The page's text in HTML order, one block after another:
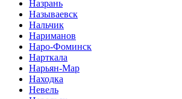
Назрань
Называевск
Нальчик
Нариманов
Наро-Фоминск
Нарткала
Нарьян-Мар
Находка
Невель